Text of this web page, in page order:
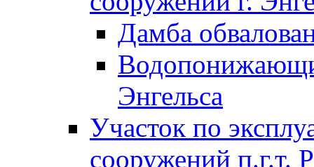
Дамба
Энгельса
Участок по
сооружений п.г.т.